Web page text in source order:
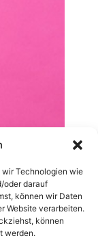
wir Technologien wie
oder darauf
können wir Daten
Website verarbeiten.
können
werden.